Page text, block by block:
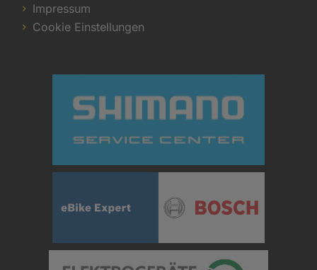
Impressum
Cookie Einstellungen